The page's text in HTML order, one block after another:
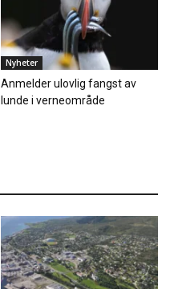
Nyheter
Anmelder ulovlig fangst av
lunde i verneområde